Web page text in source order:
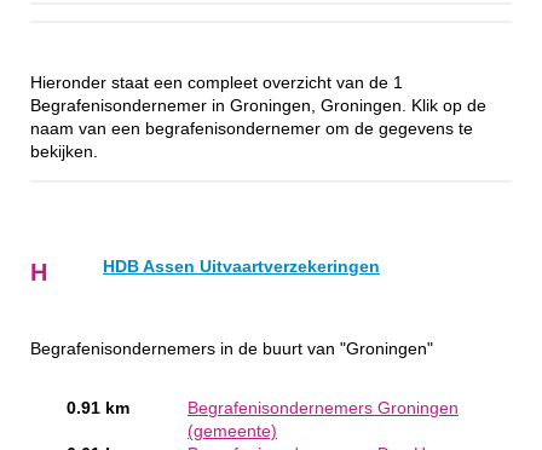
Hieronder staat een compleet overzicht van de 1
Begrafenisondernemer in Groningen, Groningen. Klik op de
naam van een begrafenisondernemer om de gegevens te
bekijken.
H HDB Assen Uitvaartverzekeringen
Begrafenisondernemers in de buurt van "Groningen"
0.91 km
Begrafenisondernemers Groningen
(gemeente)